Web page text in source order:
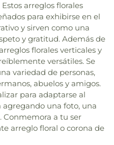
arreglos florales
para exhibirse en el
y sirven como una
y gratitud. Además de
florales verticales y
versátiles. Se
variedad de personas,
abuelos y amigos.
para adaptarse al
agregando una foto, una
Conmemora a tu ser
arreglo floral o corona de